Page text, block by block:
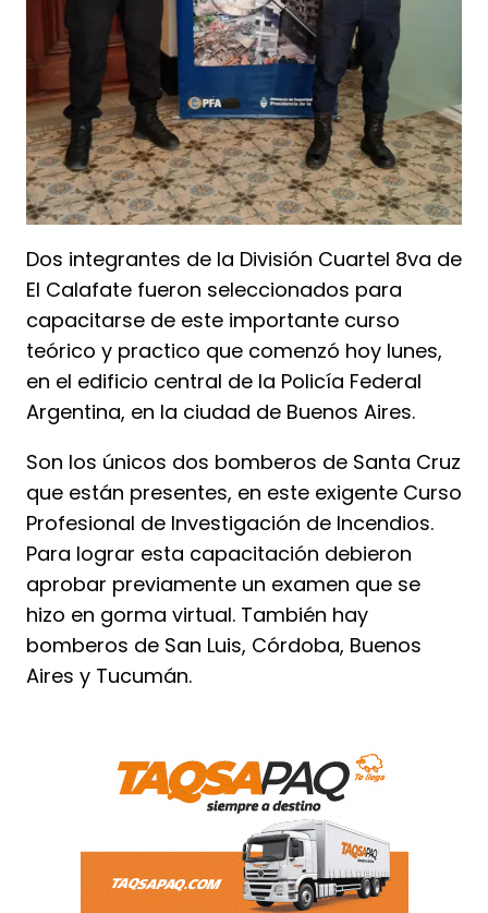
Dos integrantes de la División Cuartel 8va de
El Calafate fueron seleccionados para
capacitarse de este importante curso
teórico y practico que comenzó hoy lunes,
en el edificio central de la Policía Federal
Argentina, en la ciudad de Buenos Aires.
Son los únicos dos bomberos de Santa Cruz
que están presentes, en este exigente Curso
Profesional de Investigación de Incendios.
Para lograr esta capacitación debieron
aprobar previamente un examen que se
hizo en gorma virtual. También hay
bomberos de San Luis, Córdoba, Buenos
Aires y Tucumán.